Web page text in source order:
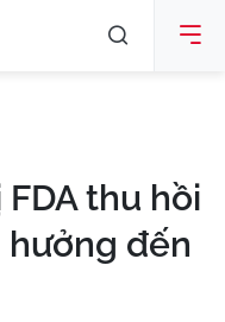
thu hồi
hưởng đến